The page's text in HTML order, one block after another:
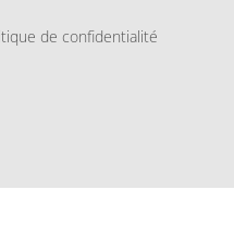
de confidentialité